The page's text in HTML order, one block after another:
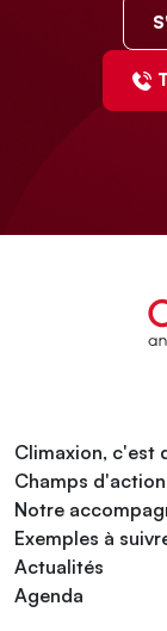
Climaxion, c'est
Champs
Notre
Exemples à
Actualités
Agenda